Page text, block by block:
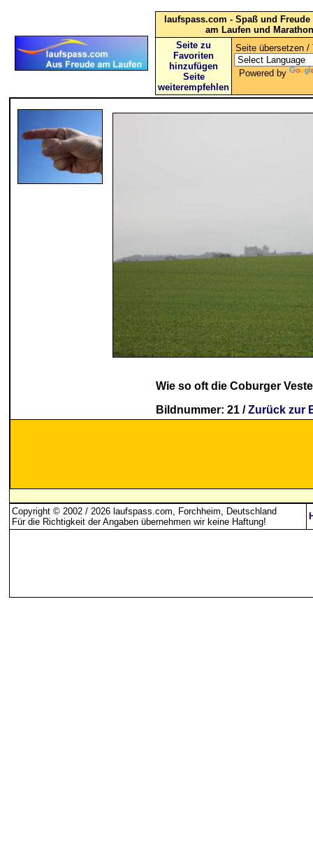
laufspass.com - Spaß und
am Laufen und Marathon
Seite zu
Favoriten
hinzufügen
Seite
weiterempfehlen
Seite übersetzen /
Powered by
Wie so oft die Coburger
Bildnummer: 21 /Zurück zur
Copyright © 2002 / 2026 laufspass.com, Forchheim, Deutschland
Für die Richtigkeit der Angaben übernehmen wir keine Haftung!